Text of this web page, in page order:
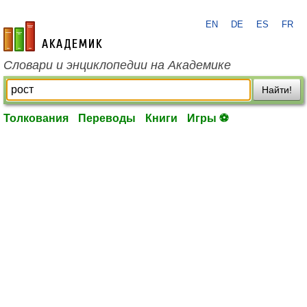
academic.ru
EN DE ES FR
Словари и энциклопедии на Академике
Найти!
Толкования Переводы Книги Игры ⚽